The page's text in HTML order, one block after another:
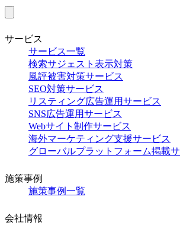
サービス
サービス一覧
検索サジェスト表示対策
風評被害対策サービス
SEO対策サービス
リスティング広告運用サービス
SNS広告運用サービス
Webサイト制作サービス
海外マーケティング支援サービス
グローバルプラットフォーム掲載
施策事例
施策事例一覧
会社情報